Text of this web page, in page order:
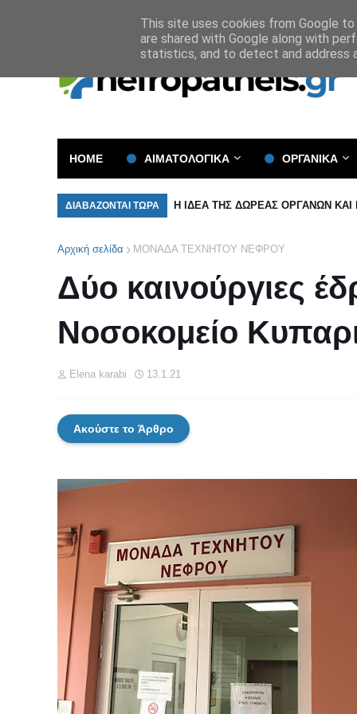
HOME ΑΙΜΑΤΟΛΟΓΙΚΑ ΟΡΓΑΝΙΚΑ
ΔΙΑΒΑΖΟΝΤΑΙ ΤΩΡΑ Η ΙΔΕΑ ΤΗΣ ΔΩΡΕΑΣ ΟΡΓΑΝΩΝ
Αρχική σελίδα ΜΟΝΑΔΑ ΤΕΧΝΗΤΟΥ ΝΕΦΡΟΥ
Δύο καινούργιες
Νοσοκομείο
Elena karabi 13.1.21
Ακούστε το Άρθρο
This site uses cookies from Google
are shared with Google along with
statistics, and to detect and address